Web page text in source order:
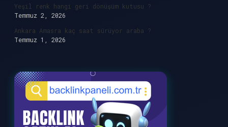
Yeşil renk hangi geri dönüşüm kutusu ?
Temmuz 2, 2026
Ankara Amasra kaç saat sürüyor araba ?
Temmuz 1, 2026